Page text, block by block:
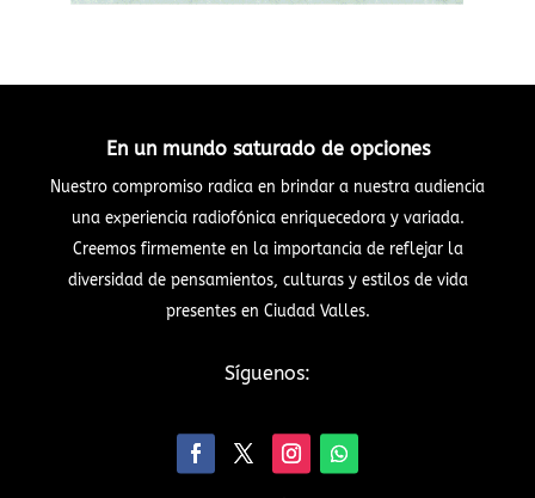
En un mundo saturado de opciones
Nuestro compromiso radica en brindar a nuestra audiencia
una experiencia radiofónica enriquecedora y variada.
Creemos firmemente en la importancia de reflejar la
diversidad de pensamientos, culturas y estilos de vida
presentes en Ciudad Valles.
Síguenos: